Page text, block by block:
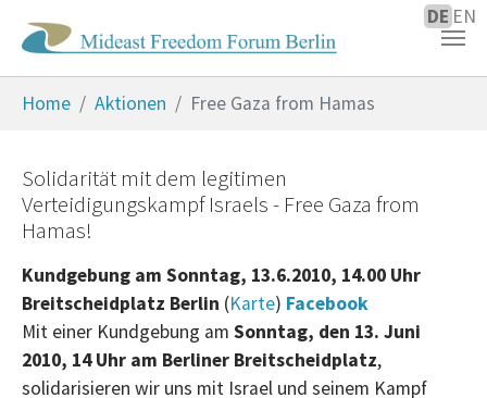
DE EN
Home Aktionen Free Gaza from Hamas
Solidarität mit dem legitimen
Verteidigungskampf Israels - Free Gaza from
Hamas!
Kundgebung am Sonntag, 13.6.2010, 14.00 Uhr
Breitscheidplatz Berlin (Karte) Facebook
Mit einer Kundgebung am Sonntag, den 13. Juni
2010, 14 Uhr am Berliner Breitscheidplatz,
solidarisieren wir uns mit Israel und seinem Kampf